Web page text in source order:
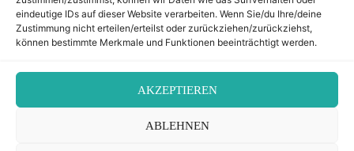
eindeutige IDs auf dieser Website verarbeiten. Wenn Sie/du Ihre/deine
Zustimmung nicht erteilen/erteilst oder zurückziehen/zurückziehst,
können bestimmte Merkmale und Funktionen beeinträchtigt werden.
AKZEPTIEREN
ABLEHNEN
©2026 Der Transkribierer
Kontakt / Impressum
Back
to